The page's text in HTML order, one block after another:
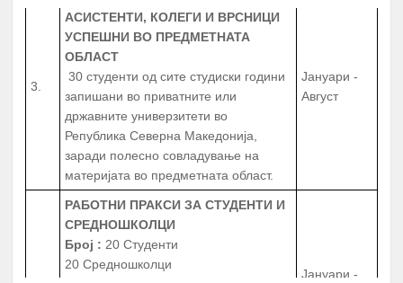
30 студенти од сите студиски години
државните универзитети во
Република Северна Македонија,
заради полесно совладување на
материјата во предметната област.
РАБОТНИ ПРАКСИЗА СТУДЕНТИ И
20 Средношколци
20 Ментори за средношколците при
извршување на работната пракса